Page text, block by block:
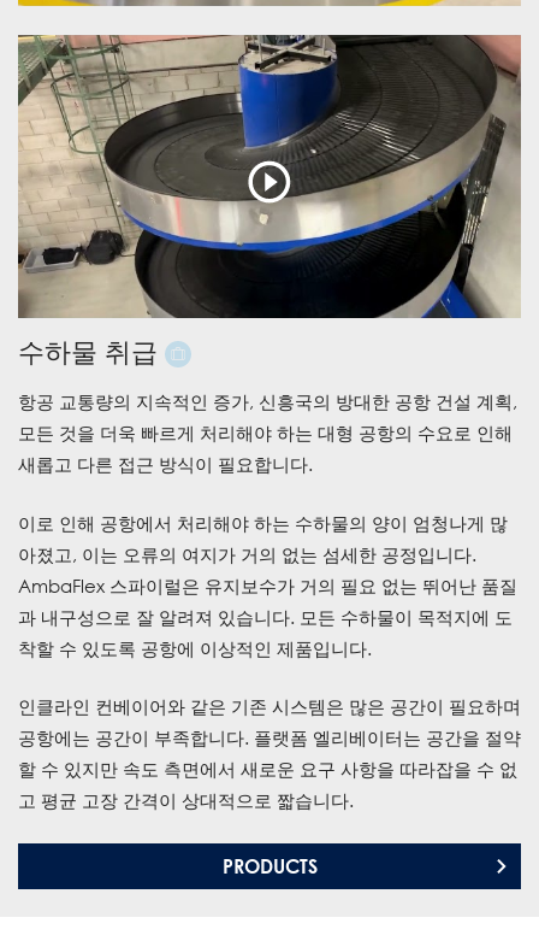
수하물 취급
항공 교통량의 지속적인 증가, 신흥국의 방대한 공항 건설 계획,
모든 것을 더욱 빠르게 처리해야 하는 대형 공항의 수요로 인해
새롭고 다른 접근 방식이 필요합니다.
이로 인해 공항에서 처리해야 하는 수하물의 양이 엄청나게 많
아졌고, 이는 오류의 여지가 거의 없는 섬세한 공정입니다.
AmbaFlex 스파이럴은 유지보수가 거의 필요 없는 뛰어난 품질
과 내구성으로 잘 알려져 있습니다. 모든 수하물이 목적지에 도
착할 수 있도록 공항에 이상적인 제품입니다.
인클라인 컨베이어와 같은 기존 시스템은 많은 공간이 필요하며
공항에는 공간이 부족합니다. 플랫폼 엘리베이터는 공간을 절약
할 수 있지만 속도 측면에서 새로운 요구 사항을 따라잡을 수 없
고 평균 고장 간격이 상대적으로 짧습니다.
PRODUCTS